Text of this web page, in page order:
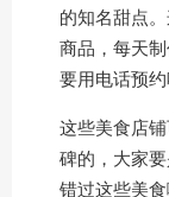
的知名甜点
商品，每天
要用电话预
这些美食店
碑的，大家
错过这些美食